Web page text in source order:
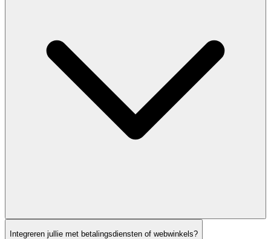
Integreren jullie met betalingsdiensten of webwinkels?